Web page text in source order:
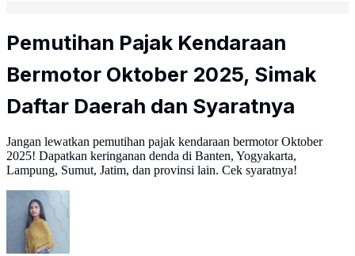
Pemutihan Pajak Kendaraan
Bermotor Oktober 2025, Simak
Daftar Daerah dan Syaratnya
Jangan lewatkan pemutihan pajak kendaraan bermotor Oktober
2025! Dapatkan keringanan denda di Banten, Yogyakarta,
Lampung, Sumut, Jatim, dan provinsi lain. Cek syaratnya!